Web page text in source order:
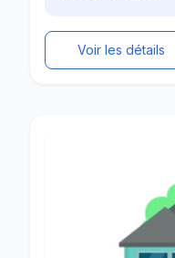
Voir les détails